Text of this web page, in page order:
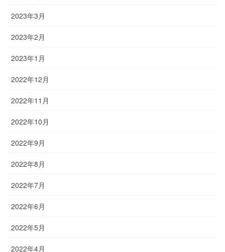
2023年3月
2023年2月
2023年1月
2022年12月
2022年11月
2022年10月
2022年9月
2022年8月
2022年7月
2022年6月
2022年5月
2022年4月